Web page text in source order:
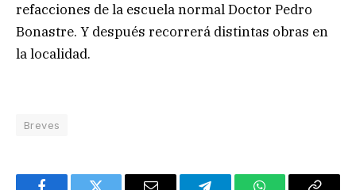
refacciones de la escuela normal Doctor Pedro
Bonastre. Y después recorrerá distintas obras en
la localidad.
Breves